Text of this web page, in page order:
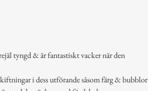
tyngd & är fantastiskt vacker när den
i dess utförande såsom färg & bubblor